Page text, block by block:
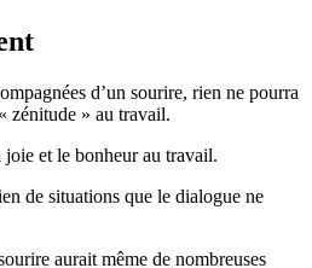
d’un sourire, rien ne pourra
zénitude » au travail.
et le bonheur au travail.
de situations que le dialogue ne
aurait même de nombreuses